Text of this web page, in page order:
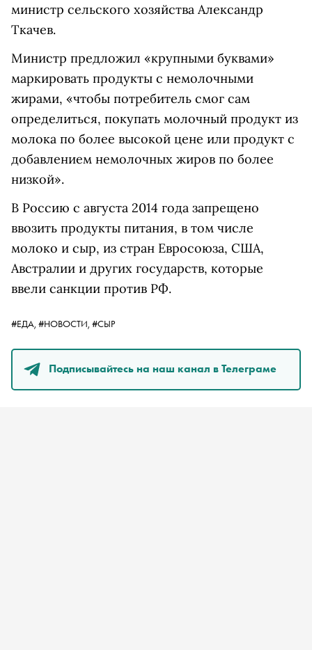
министр сельского хозяйства Александр
Ткачев.
Министр предложил «крупными буквами»
маркировать продукты с немолочными
жирами, «чтобы потребитель смог сам
определиться, покупать молочный продукт из
молока по более высокой цене или продукт с
добавлением немолочных жиров по более
низкой».
В Россию с августа 2014 года запрещено
ввозить продукты питания, в том числе
молоко и сыр, из стран Евросоюза, США,
Австралии и других государств, которые
ввели санкции против РФ.
#ЕДА, #НОВОСТИ, #СЫР
Подписывайтесь на наш канал в Телеграме